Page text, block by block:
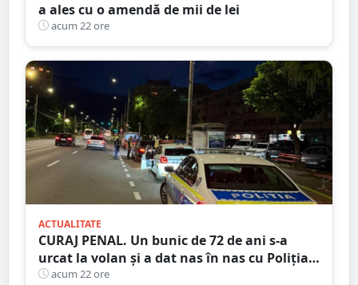
a ales cu o amendă de mii de lei
acum 22 ore
ACTUALITATE
CURAJ PENAL. Un bunic de 72 de ani s-a
urcat la volan și a dat nas în nas cu Poliția
Satu Mare
acum 22 ore